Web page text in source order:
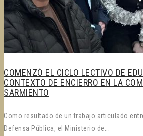
COMENZÓ EL CICLO LECTIVO DE
CONTEXTO DE ENCIERRO EN LA
SARMIENTO
Como resultado de un trabajo articulado
Defensa Pública, el Ministerio de...